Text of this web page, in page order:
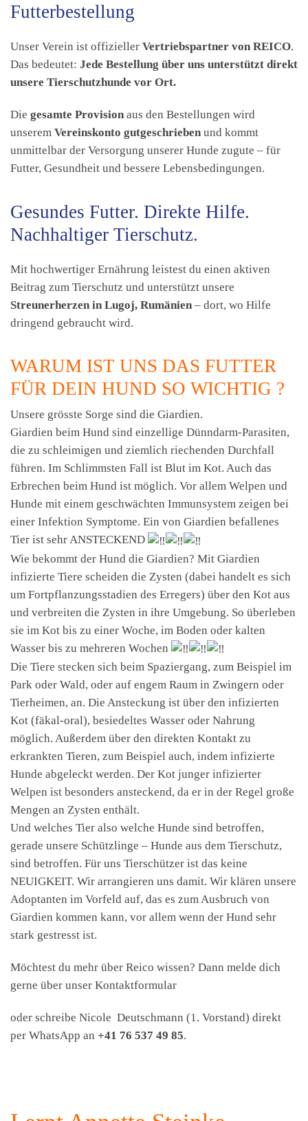
Futterbestellung
Unser Verein ist offizieller Vertriebspartner von REICO.
Das bedeutet: Jede Bestellung über uns unterstützt direkt
unsere Tierschutzhunde vor Ort.
Die gesamte Provision aus den Bestellungen wird
unserem Vereinskonto gutgeschrieben und kommt
unmittelbar der Versorgung unserer Hunde zugute – für
Futter, Gesundheit und bessere Lebensbedingungen.
Gesundes Futter. Direkte Hilfe.
Nachhaltiger Tierschutz.
Mit hochwertiger Ernährung leistest du einen aktiven
Beitrag zum Tierschutz und unterstützt unsere
Streunerherzen in Lugoj, Rumänien – dort, wo Hilfe
dringend gebraucht wird.
WARUM IST UNS DAS FUTTER
FÜR DEIN HUND SO WICHTIG ?
Unsere grösste Sorge sind die Giardien.
Giardien beim Hund sind einzellige Dünndarm-Parasiten,
die zu schleimigen und ziemlich riechenden Durchfall
führen. Im Schlimmsten Fall ist Blut im Kot. Auch das
Erbrechen beim Hund ist möglich. Vor allem Welpen und
Hunde mit einem geschwächten Immunsystem zeigen bei
einer Infektion Symptome. Ein von Giardien befallenes
Tier ist sehr ANSTECKEND
Wie bekommt der Hund die Giardien? Mit Giardien
infizierte Tiere scheiden die Zysten (dabei handelt es sich
um Fortpflanzungsstadien des Erregers) über den Kot aus
und verbreiten die Zysten in ihre Umgebung. So überleben
sie im Kot bis zu einer Woche, im Boden oder kalten
Wasser bis zu mehreren Wochen
Die Tiere stecken sich beim Spaziergang, zum Beispiel im
Park oder Wald, oder auf engem Raum in Zwingern oder
Tierheimen, an. Die Ansteckung ist über den infizierten
Kot (fäkal-oral), besiedeltes Wasser oder Nahrung
möglich. Außerdem über den direkten Kontakt zu
erkrankten Tieren, zum Beispiel auch, indem infizierte
Hunde abgeleckt werden. Der Kot junger infizierter
Welpen ist besonders ansteckend, da er in der Regel große
Mengen an Zysten enthält.
Und welches Tier also welche Hunde sind betroffen,
gerade unsere Schützlinge – Hunde aus dem Tierschutz,
sind betroffen. Für uns Tierschützer ist das keine
NEUIGKEIT. Wir arrangieren uns damit. Wir klären unsere
Adoptanten im Vorfeld auf, das es zum Ausbruch von
Giardien kommen kann, vor allem wenn der Hund sehr
stark gestresst ist.
Möchtest du mehr über Reico wissen? Dann melde dich
gerne über unser Kontaktformular
oder schreibe Nicole Deutschmann (1. Vorstand) direkt
per WhatsApp an +41 76 537 49 85.